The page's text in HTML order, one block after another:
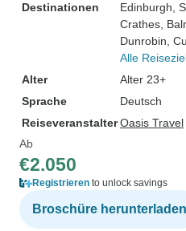
Destinationen
Edinburgh ,
Crathes ,
Dunrobin ,
Alle
Alter
Alter 23+
Sprache
Deutsch
ReiseveranstalterOasis Travel
Ab
€2.050
Registrieren to unlock savings
Broschüre herunterladen